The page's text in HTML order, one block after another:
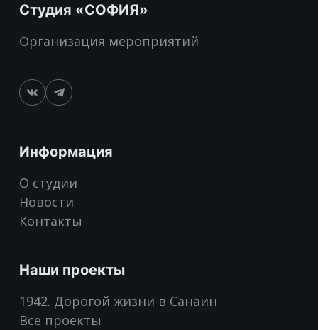
Студия «СОФИЯ»
Организация мероприятий
Информация
О студии
Новости
Контакты
Наши проекты
1942. Дорогой жизни в Санаин
Все проекты